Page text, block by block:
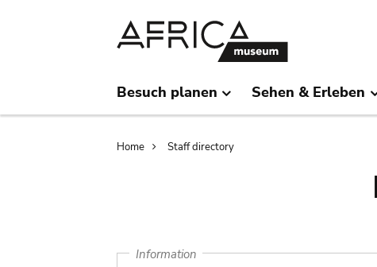
Besuch planen Sehen & Erleben
Breadcrumb
Home Staff directory
Information